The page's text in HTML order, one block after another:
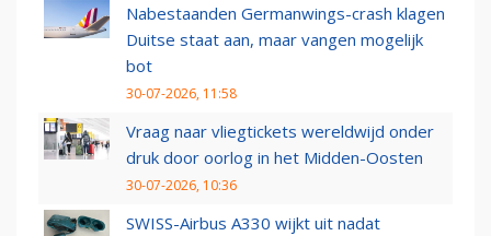
Nabestaanden Germanwings-crash klagen
Duitse staat aan, maar vangen mogelijk
bot
30-07-2026, 11:58
Vraag naar vliegtickets wereldwijd onder
druk door oorlog in het Midden-Oosten
30-07-2026, 10:36
SWISS-Airbus A330 wijkt uit nadat